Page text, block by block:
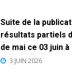
Suite de la
résultats partiels
de mai ce 03 juin à
3 JUIN 2026